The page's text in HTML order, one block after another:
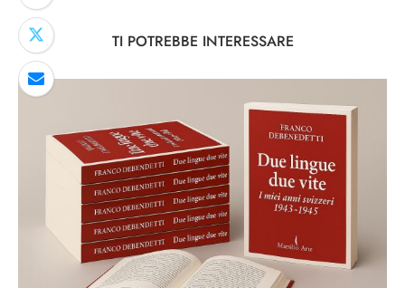
TI POTREBBE INTERESSARE